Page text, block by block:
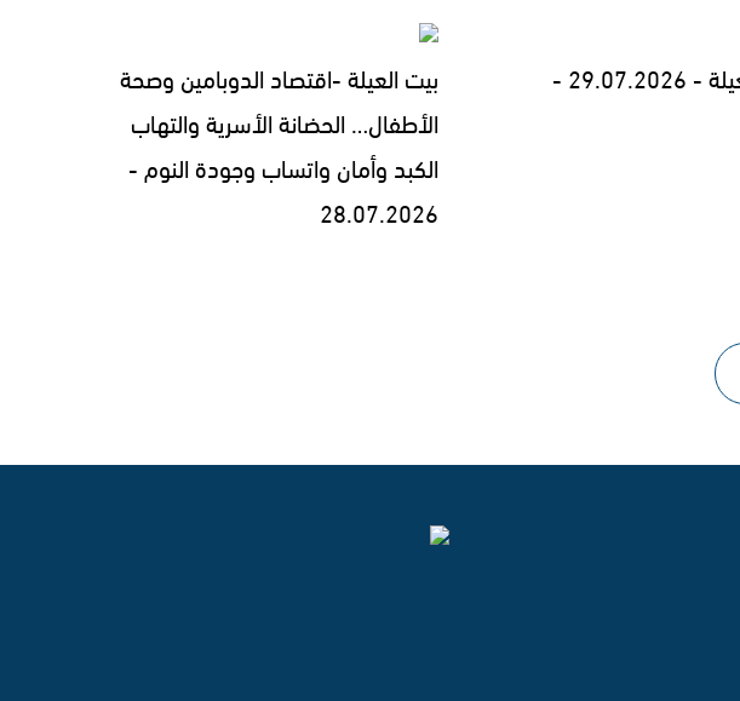
-
بيت العيلة -اقتصاد الدوبامين وصحة
الأطفال… الحضانة الأسرية والتهاب
الكبد وأمان واتساب وجودة النوم -
28.07.2026